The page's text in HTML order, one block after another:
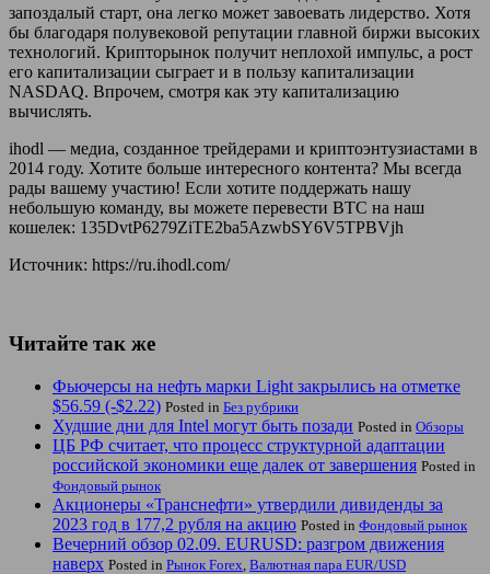
запоздалый старт, она легко может завоевать лидерство. Хотя
бы благодаря полувековой репутации главной биржи высоких
технологий. Крипторынок получит неплохой импульс, а рост
его капитализации сыграет и в пользу капитализации
NASDAQ. Впрочем, смотря как эту капитализацию
вычислять.
ihodl — медиа, созданное трейдерами и криптоэнтузиастами в
2014 году. Хотите больше интересного контента? Мы всегда
рады вашему участию! Если хотите поддержать нашу
небольшую команду, вы можете перевести BTC на наш
кошелек: 135DvtP6279ZiTE2ba5AzwbSY6V5TPBVjh
Источник: https://ru.ihodl.com/
Читайте так же
Фьючерсы на нефть марки Light закрылись на отметке
$56.59 (-$2.22) Posted in Без рубрики
Худшие дни для Intel могут быть позади Posted in Обзоры
ЦБ РФ считает, что процесс структурной адаптации
российской экономики еще далек от завершения Posted in
Фондовый рынок
Акционеры «Транснефти» утвердили дивиденды за
2023 год в 177,2 рубля на акцию Posted in Фондовый рынок
Вечерний обзор 02.09. EURUSD: разгром движения
наверх Posted in Рынок Forex, Валютная пара EUR/USD